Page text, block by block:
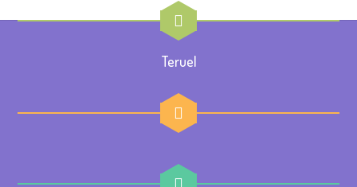
Teruel